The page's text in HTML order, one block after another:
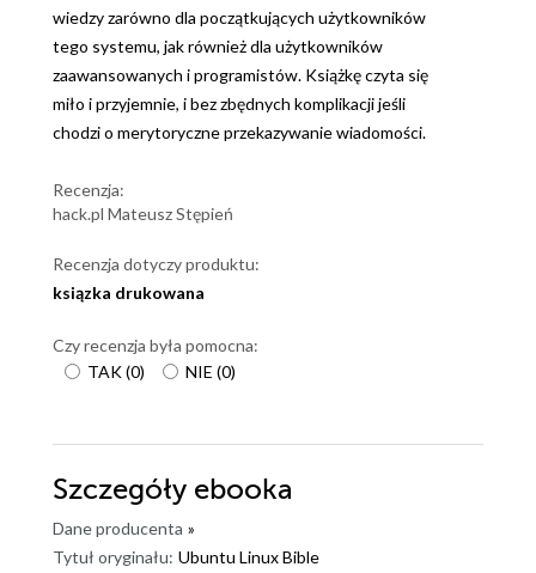
wiedzy zarówno dla początkujących użytkowników
tego systemu, jak również dla użytkowników
zaawansowanych i programistów. Książkę czyta się
miło i przyjemnie, i bez zbędnych komplikacji jeśli
chodzi o merytoryczne przekazywanie wiadomości.
Recenzja:
hack.pl Mateusz Stępień
Recenzja dotyczy produktu:
ksiązka drukowana
Czy recenzja była pomocna:
TAK(0) NIE (0)
Szczegóły ebooka
Dane producenta »
Tytuł oryginału: Ubuntu Linux Bible